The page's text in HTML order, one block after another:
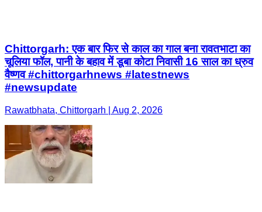
Chittorgarh: एक बार फिर से काल का गाल बना रावतभाटा का
चूलिया फॉल, पानी के बहाव में डूबा कोटा निवासी 16 साल का ध्रुव
वैष्णव #chittorgarhnews #latestnews
#newsupdate
Rawatbhata, Chittorgarh | Aug 2, 2026